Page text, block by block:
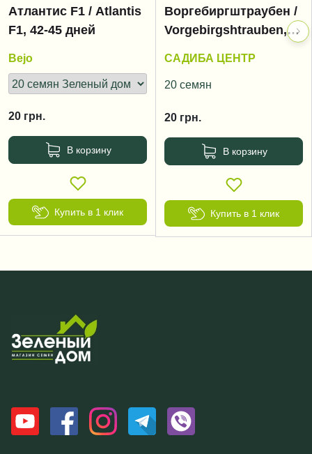
Атлантис F1 / Atlantis
F1, 42-45 дней
Bejo
20 грн.
В корзину
Купить в 1 клик
Воргебиргштраубен /
Vorgebirgshtrauben,
САДИБА ЦЕНТР
20 семян
20 грн.
В корзину
Купить в 1 клик